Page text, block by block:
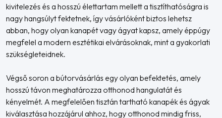
kivitelezés és a hosszú élettartam mellett a tisztíthatóságra is
nagy hangsúlyt fektetnek, így vásárlóként biztos lehetsz
abban, hogy olyan kanapét vagy ágyat kapsz, amely éppúgy
megfelel a modern esztétikai elvárásoknak, mint a gyakorlati
szükségleteidnek.
Végső soron a bútorvásárlás egy olyan befektetés, amely
hosszú távon meghatározza otthonod hangulatát és
kényelmét. A megfelelően tisztán tartható kanapék és ágyak
kiválasztása hozzájárul ahhoz, hogy otthonod mindig friss,